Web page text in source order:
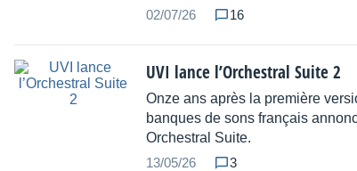
02/07/26
16
UVI lance l’Orchestral Suite 2
Onze ans après la première
banques de sons français
Orchestral Suite.
13/05/26
3